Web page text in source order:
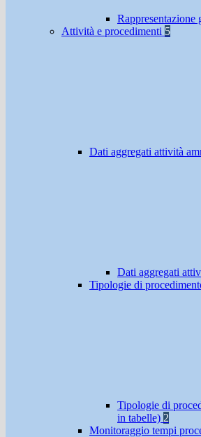
Rappresentazione
Attività e procedimenti 5
Dati aggregati attività
Dati aggregati
Tipologie di
Tipologie di
in tabelle) 2
Monitoraggio tempi